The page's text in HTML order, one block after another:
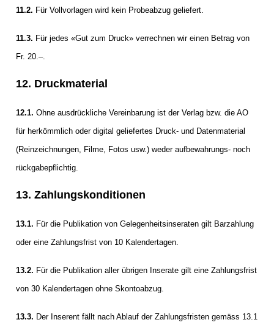
11.2. Für Vollvorlagen wird kein Probeabzug geliefert.
11.3. Für jedes «Gut zum Druck» verrechnen wir einen Betrag von
Fr. 20.–.
12. Druckmaterial
12.1. Ohne ausdrückliche Vereinbarung ist der Verlag bzw. die AO
für herkömmlich oder digital geliefertes Druck- und Datenmaterial
(Reinzeichnungen, Filme, Fotos usw.) weder aufbewahrungs- noch
rückgabepflichtig.
13. Zahlungskonditionen
13.1. Für die Publikation von Gelegenheitsinseraten gilt Barzahlung
oder eine Zahlungsfrist von 10 Kalendertagen.
13.2. Für die Publikation aller übrigen Inserate gilt eine Zahlungsfrist
von 30 Kalendertagen ohne Skontoabzug.
13.3. Der Inserent fällt nach Ablauf der Zahlungsfristen gemäss 13.1